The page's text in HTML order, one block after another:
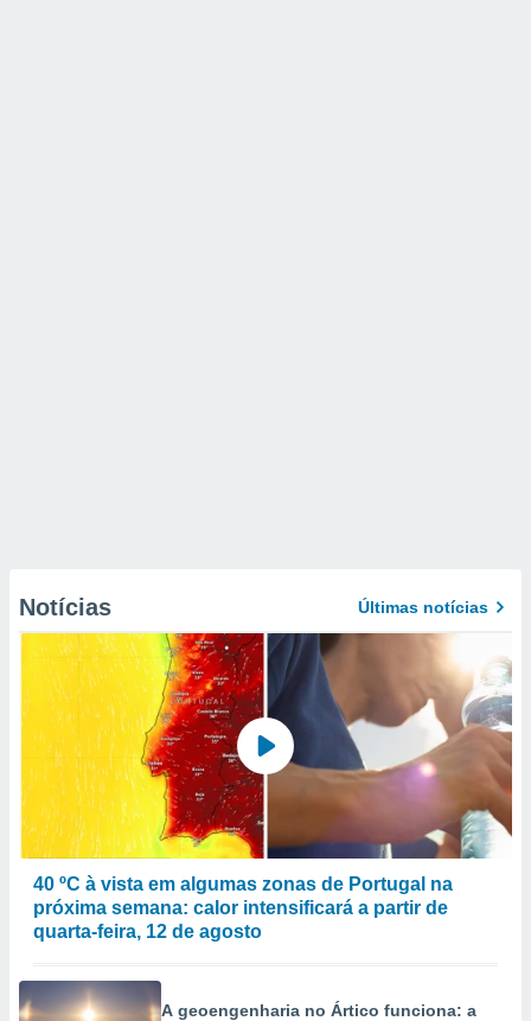
Notícias Últimas notícias
40 ºC à vista em algumas zonas de Portugal na
próxima semana: calor intensificará a partir de
quarta-feira, 12 de agosto
A geoengenharia no Ártico funciona: a